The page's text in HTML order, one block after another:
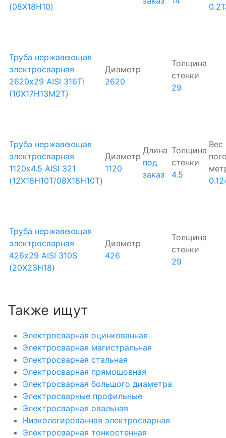
(08Х18Н10)
Труба нержавеющая
электросварная
2620х29 AISI 316Ti
(10Х17Н13М2Т)
Диаметр
2620
Толщина
стенки
29
Труба нержавеющая
электросварная
1120х4.5 AISI 321
(12Х18Н10Т/08Х18Н10Т)
Диаметр
1120
Длина
под
заказ
Толщина
стенки
4.5
Вес
Труба нержавеющая
электросварная
426х29 AISI 310S
(20Х23Н18)
Диаметр
426
Толщина
стенки
29
Также ищут
Электросварная оцинкованная
Электросварная магистральная
Электросварная стальная
Электросварная прямошовная
Электросварная большого диаметра
Электросварные профильные
Электросварная овальная
Низколегированная электросварная
Электросварная тонкостенная